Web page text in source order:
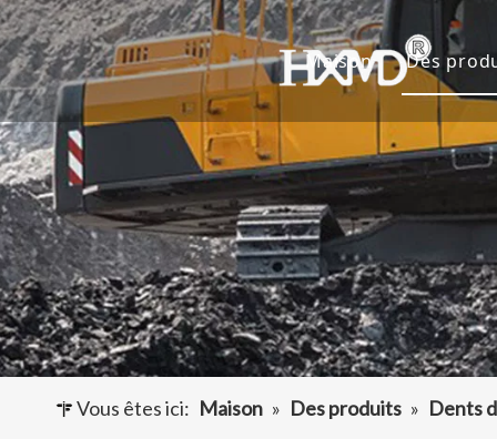
Maison Des
Godet
Vous êtes ici: Maison » Des produits » Dents